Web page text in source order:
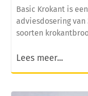
Basic Krokant is
adviesdosering
soorten
Lees meer...